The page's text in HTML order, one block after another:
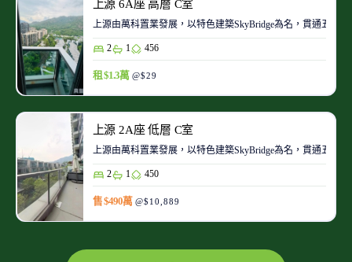
上源 6A座 高層 C室
上源由萬科置業發展，以特色建築SkyBridge為名，貫通五座
2 1 456
租 $1.3萬 @$29
上源 2A座 低層 C室
上源由萬科置業發展，以特色建築SkyBridge為名，貫通五座
2 1 450
售 $490萬 @$10,889